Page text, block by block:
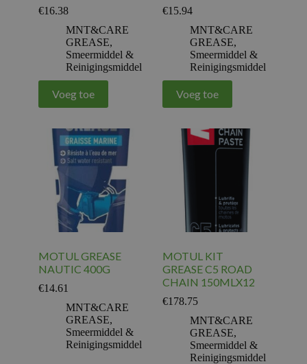
€16.38
MNT&CARE
GREASE,
Smeermiddel &
Reinigingsmiddel
Voeg toe
€15.94
MNT&CARE
GREASE,
Smeermiddel &
Reinigingsmiddel
Voeg toe
MOTUL GREASE
NAUTIC 400G
€14.61
MNT&CARE
GREASE,
Smeermiddel &
Reinigingsmiddel
MOTUL KIT
GREASE C5 ROAD
CHAIN 150MLX12
€178.75
MNT&CARE
GREASE,
Smeermiddel &
Reinigingsmiddel